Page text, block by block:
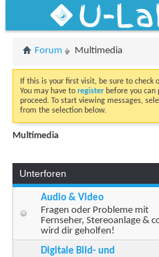
U-
Forum Multimedia
If this is your first visit, be sure to check
You may have to register before you can
proceed. To start viewing messages,
from the selection below.
Multimedia
Unterforen
Audio & Video
Fragen oder Probleme mit
Fernseher, Stereoanlage &
wird dir geholfen!
Digitale Bild- und